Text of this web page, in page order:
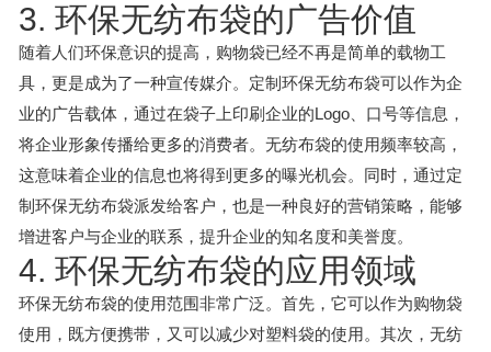
3. 环保无纺布袋的广告价值
随着人们环保意识的提高，购物袋已经不再是简单的载物工
具，更是成为了一种宣传媒介。定制环保无纺布袋可以作为企
业的广告载体，通过在袋子上印刷企业的Logo、口号等信息，
将企业形象传播给更多的消费者。无纺布袋的使用频率较高，
这意味着企业的信息也将得到更多的曝光机会。同时，通过定
制环保无纺布袋派发给客户，也是一种良好的营销策略，能够
增进客户与企业的联系，提升企业的知名度和美誉度。
4. 环保无纺布袋的应用领域
环保无纺布袋的使用范围非常广泛。首先，它可以作为购物袋
使用，既方便携带，又可以减少对塑料袋的使用。其次，无纺